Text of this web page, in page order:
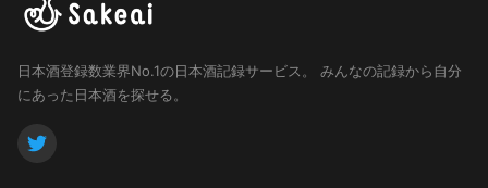
日本酒登録数業界No.1の日本酒記録サービス。
みんなの記録から自分
にあった日本酒を探せる。